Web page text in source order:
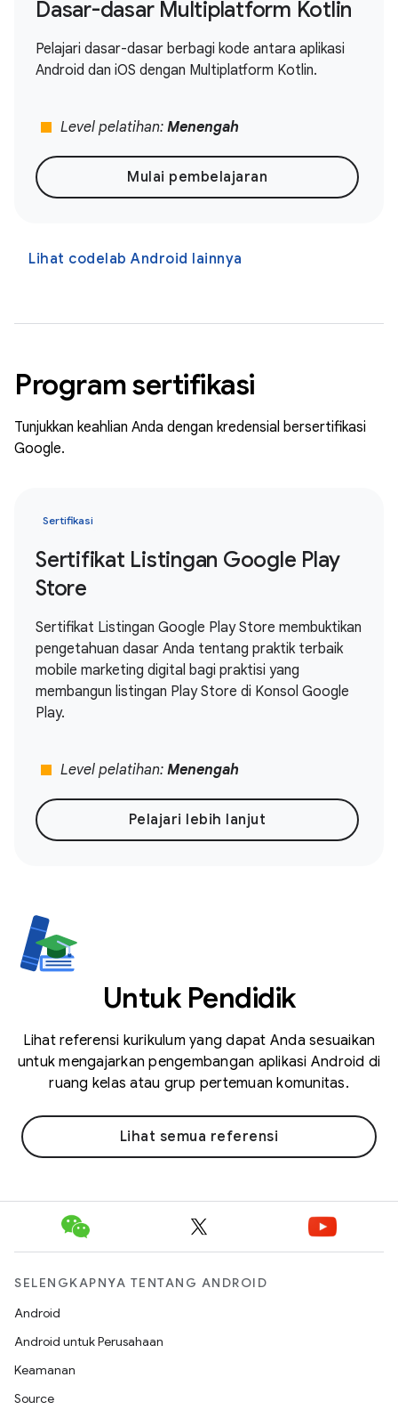
Dasar-dasar Multiplatform Kotlin
Pelajari dasar-dasar berbagi kode antara aplikasi
Android dan iOS dengan Multiplatform Kotlin.
stop Level pelatihan: Menengah
Mulai pembelajaran
Lihat codelab Android lainnya
Program sertifikasi
Tunjukkan keahlian Anda dengan kredensial bersertifikasi
Google.
Sertifikasi
Sertifikat Listingan Google Play
Store
Sertifikat Listingan Google Play Store membuktikan
pengetahuan dasar Anda tentang praktik terbaik
mobile marketing digital bagi praktisi yang
membangun listingan Play Store di Konsol Google
Play.
stop Level pelatihan: Menengah
Pelajari lebih lanjut
Untuk Pendidik
Lihat referensi kurikulum yang dapat Anda sesuaikan
untuk mengajarkan pengembangan aplikasi Android di
ruang kelas atau grup pertemuan komunitas.
Lihat semua referensi
SELENGKAPNYA TENTANG ANDROID
Android
Android untuk Perusahaan
Keamanan
Source